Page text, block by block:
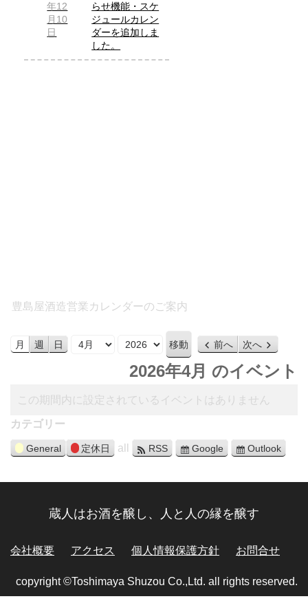
年12
月10
日
らせ機能・スケ
ジュールカレン
ダーを追加しま
した。
豊島屋酒造営業カレンダーのご案内
月 週 日 月 年 前へ 次へ
2026年4月 のイベント
この期間内に設定されているイベントはありません
カテゴリー
General 定休日 all RSS Google Outlook
蔵人はお酒を醸し、人と人の縁を醸す
会社概要 アクセス 個人情報保護方針 お問合せ
copyright ©Toshimaya Shuzou Co.,Ltd. all rights reserved.